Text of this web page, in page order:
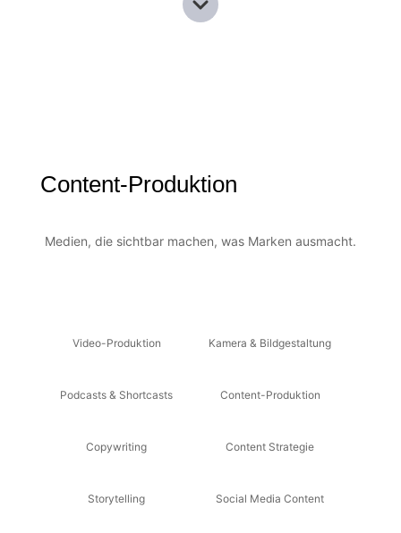
Content-Produktion
Medien, die sichtbar machen, was Marken ausmacht.
Video-Produktion Kamera & Bildgestaltung
Podcasts & Shortcasts Content-Produktion
Copywriting Content Strategie
Storytelling Social Media Content